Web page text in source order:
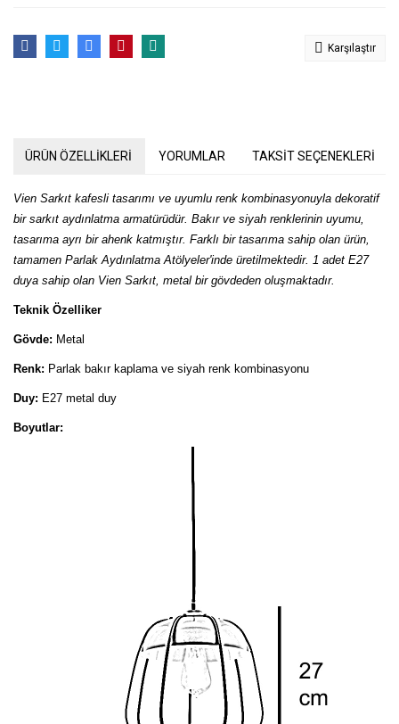
Karşılaştır
ÜRÜN ÖZELLİKLERİ YORUMLAR TAKSİT SEÇENEKLERİ
Vien Sarkıt kafesli tasarımı ve uyumlu renk kombinasyonuyla dekoratif
bir sarkıt aydınlatma armatürüdür. Bakır ve siyah renklerinin uyumu,
tasarıma ayrı bir ahenk katmıştır. Farklı bir tasarıma sahip olan ürün,
tamamen Parlak Aydınlatma Atölyeler'inde üretilmektedir. 1 adet E27
duya sahip olan Vien Sarkıt, metal bir gövdeden oluşmaktadır.
Teknik Özelliker
Gövde: Metal
Renk: Parlak bakır kaplama ve siyah renk kombinasyonu
Duy: E27 metal duy
Boyutlar: